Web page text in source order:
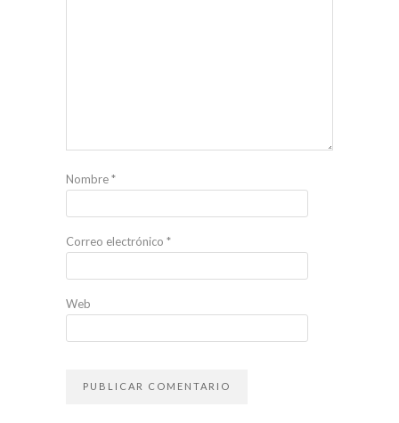
Nombre*
Correo electrónico *
Web